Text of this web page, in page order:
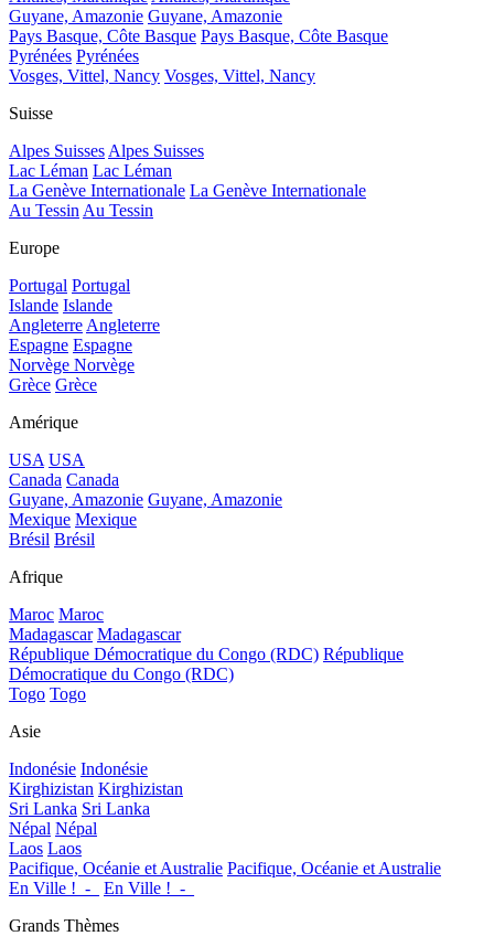
Guyane, Amazonie Guyane, Amazonie
Pays Basque, Côte Basque Pays Basque, Côte Basque
Pyrénées Pyrénées
Vosges, Vittel, Nancy Vosges, Vittel, Nancy
Suisse
Alpes Suisses Alpes Suisses
Lac Léman Lac Léman
La Genève Internationale La Genève Internationale
Au Tessin Au Tessin
Europe
Portugal Portugal
Islande Islande
Angleterre Angleterre
Espagne Espagne
Norvège Norvège
Grèce Grèce
Amérique
USA USA
Canada Canada
Guyane, Amazonie Guyane, Amazonie
Mexique Mexique
Brésil Brésil
Afrique
Maroc Maroc
Madagascar Madagascar
République Démocratique du Congo (RDC) République
Démocratique du Congo (RDC)
Togo Togo
Asie
Indonésie Indonésie
Kirghizistan Kirghizistan
Sri Lanka Sri Lanka
Népal Népal
Laos Laos
Pacifique, Océanie et Australie Pacifique, Océanie et Australie
En Ville !_-_
En Ville !_-_
Grands Thèmes